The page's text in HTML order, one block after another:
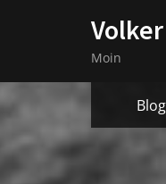
Moin
Blog